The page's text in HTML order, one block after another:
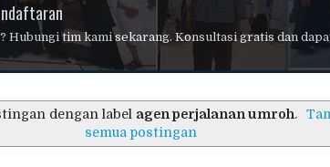
Hubungi tim kami sekarang. Konsultasi gratis dan
dengan label agen perjalanan umroh.
semua postingan